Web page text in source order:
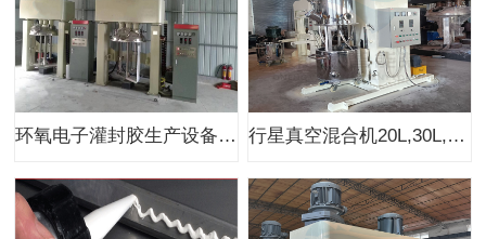
环氧电子灌封胶生产设备强力分散机1100L 行星真空混合机20L,30L,50L,60L,100L